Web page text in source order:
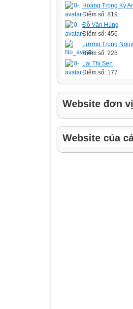
Hoàng Trọng Kỳ
Điểm số: 819
Đỗ Văn Hùng
Điểm số: 456
Lương Trung
Điểm số: 228
Lai Thi Sen
Điểm số: 177
Website đơn
Website của